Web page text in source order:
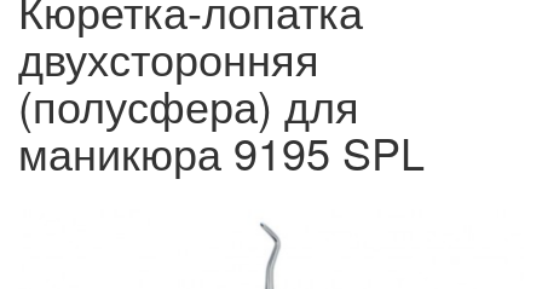
двухсторонняя
(полусфера) для
маникюра 9195 SPL